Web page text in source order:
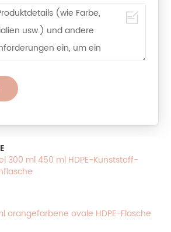
300 ml 450 ml HDPE-Kunststoff-
orangefarbene ovale HDPE-Flasche